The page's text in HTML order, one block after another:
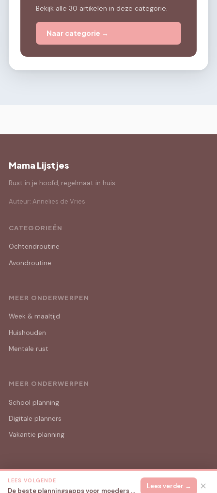
Bekijk alle 30 artikelen in deze categorie.
Naar categorie →
Mama Lijstjes
Rust in je hoofd, regelmaat in huis.
Auteur: Annelies de Vries
CATEGORIEËN
Ochtendroutine
Avondroutine
MEER ONDERWERPEN
Week & maaltijd
Huishouden
Mentale rust
MEER ONDERWERPEN
School planning
Digitale planners
Vakantie planning
© 2026 Mama Lijstjes Alle rechten voorbehouden.
LEES VOLGENDE
De beste planningsapps voor moeders met jonge kinderen in 2026
Lees verder → ✕